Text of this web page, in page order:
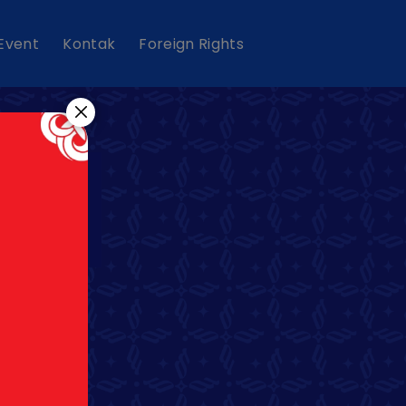
Kontak Foreign Rights